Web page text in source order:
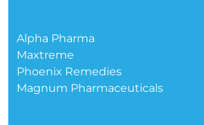
Alpha Pharma
Maxtreme
Phoenix Remedies
Magnum Pharmaceuticals